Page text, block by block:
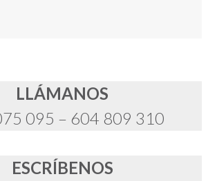
LLÁMANOS
095 – 604 809 310
ESCRÍBENOS